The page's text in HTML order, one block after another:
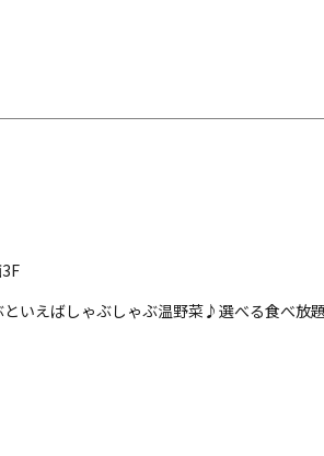
いえばしゃぶしゃぶ温野菜♪選べる食べ放